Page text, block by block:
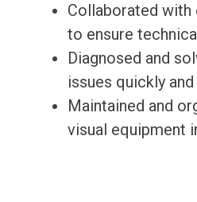
Collaborated with
to ensure
Diagnosed and
issues quickly
Maintained and
visual equipment